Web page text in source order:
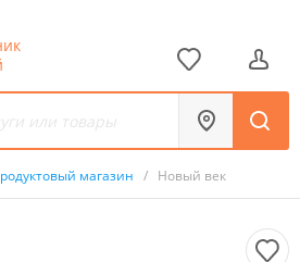
магазин / Новый век